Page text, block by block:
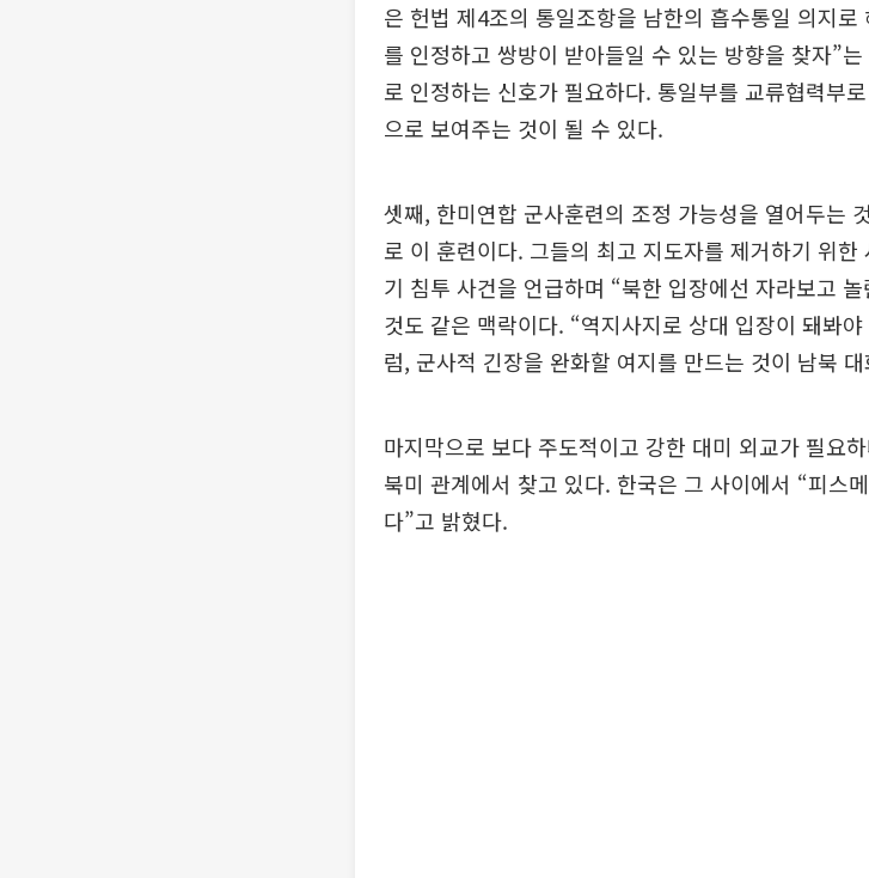
은 헌법 제4조의 통일조항을 남한의 흡수통일 의지
를 인정하고 쌍방이 받아들일 수 있는 방향을 찾자”
로 인정하는 신호가 필요하다. 통일부를 교류협력부
으로 보여주는 것이 될 수 있다.
셋째, 한미연합 군사훈련의 조정 가능성을 열어두는
로 이 훈련이다. 그들의 최고 지도자를 제거하기 위
기 침투 사건을 언급하며 “북한 입장에선 자라보고
것도 같은 맥락이다. “역지사지로 상대 입장이 돼봐
럼, 군사적 긴장을 완화할 여지를 만드는 것이 남북
마지막으로 보다 주도적이고 강한 대미 외교가 필요
북미 관계에서 찾고 있다. 한국은 그 사이에서 “피스
다”고 밝혔다.